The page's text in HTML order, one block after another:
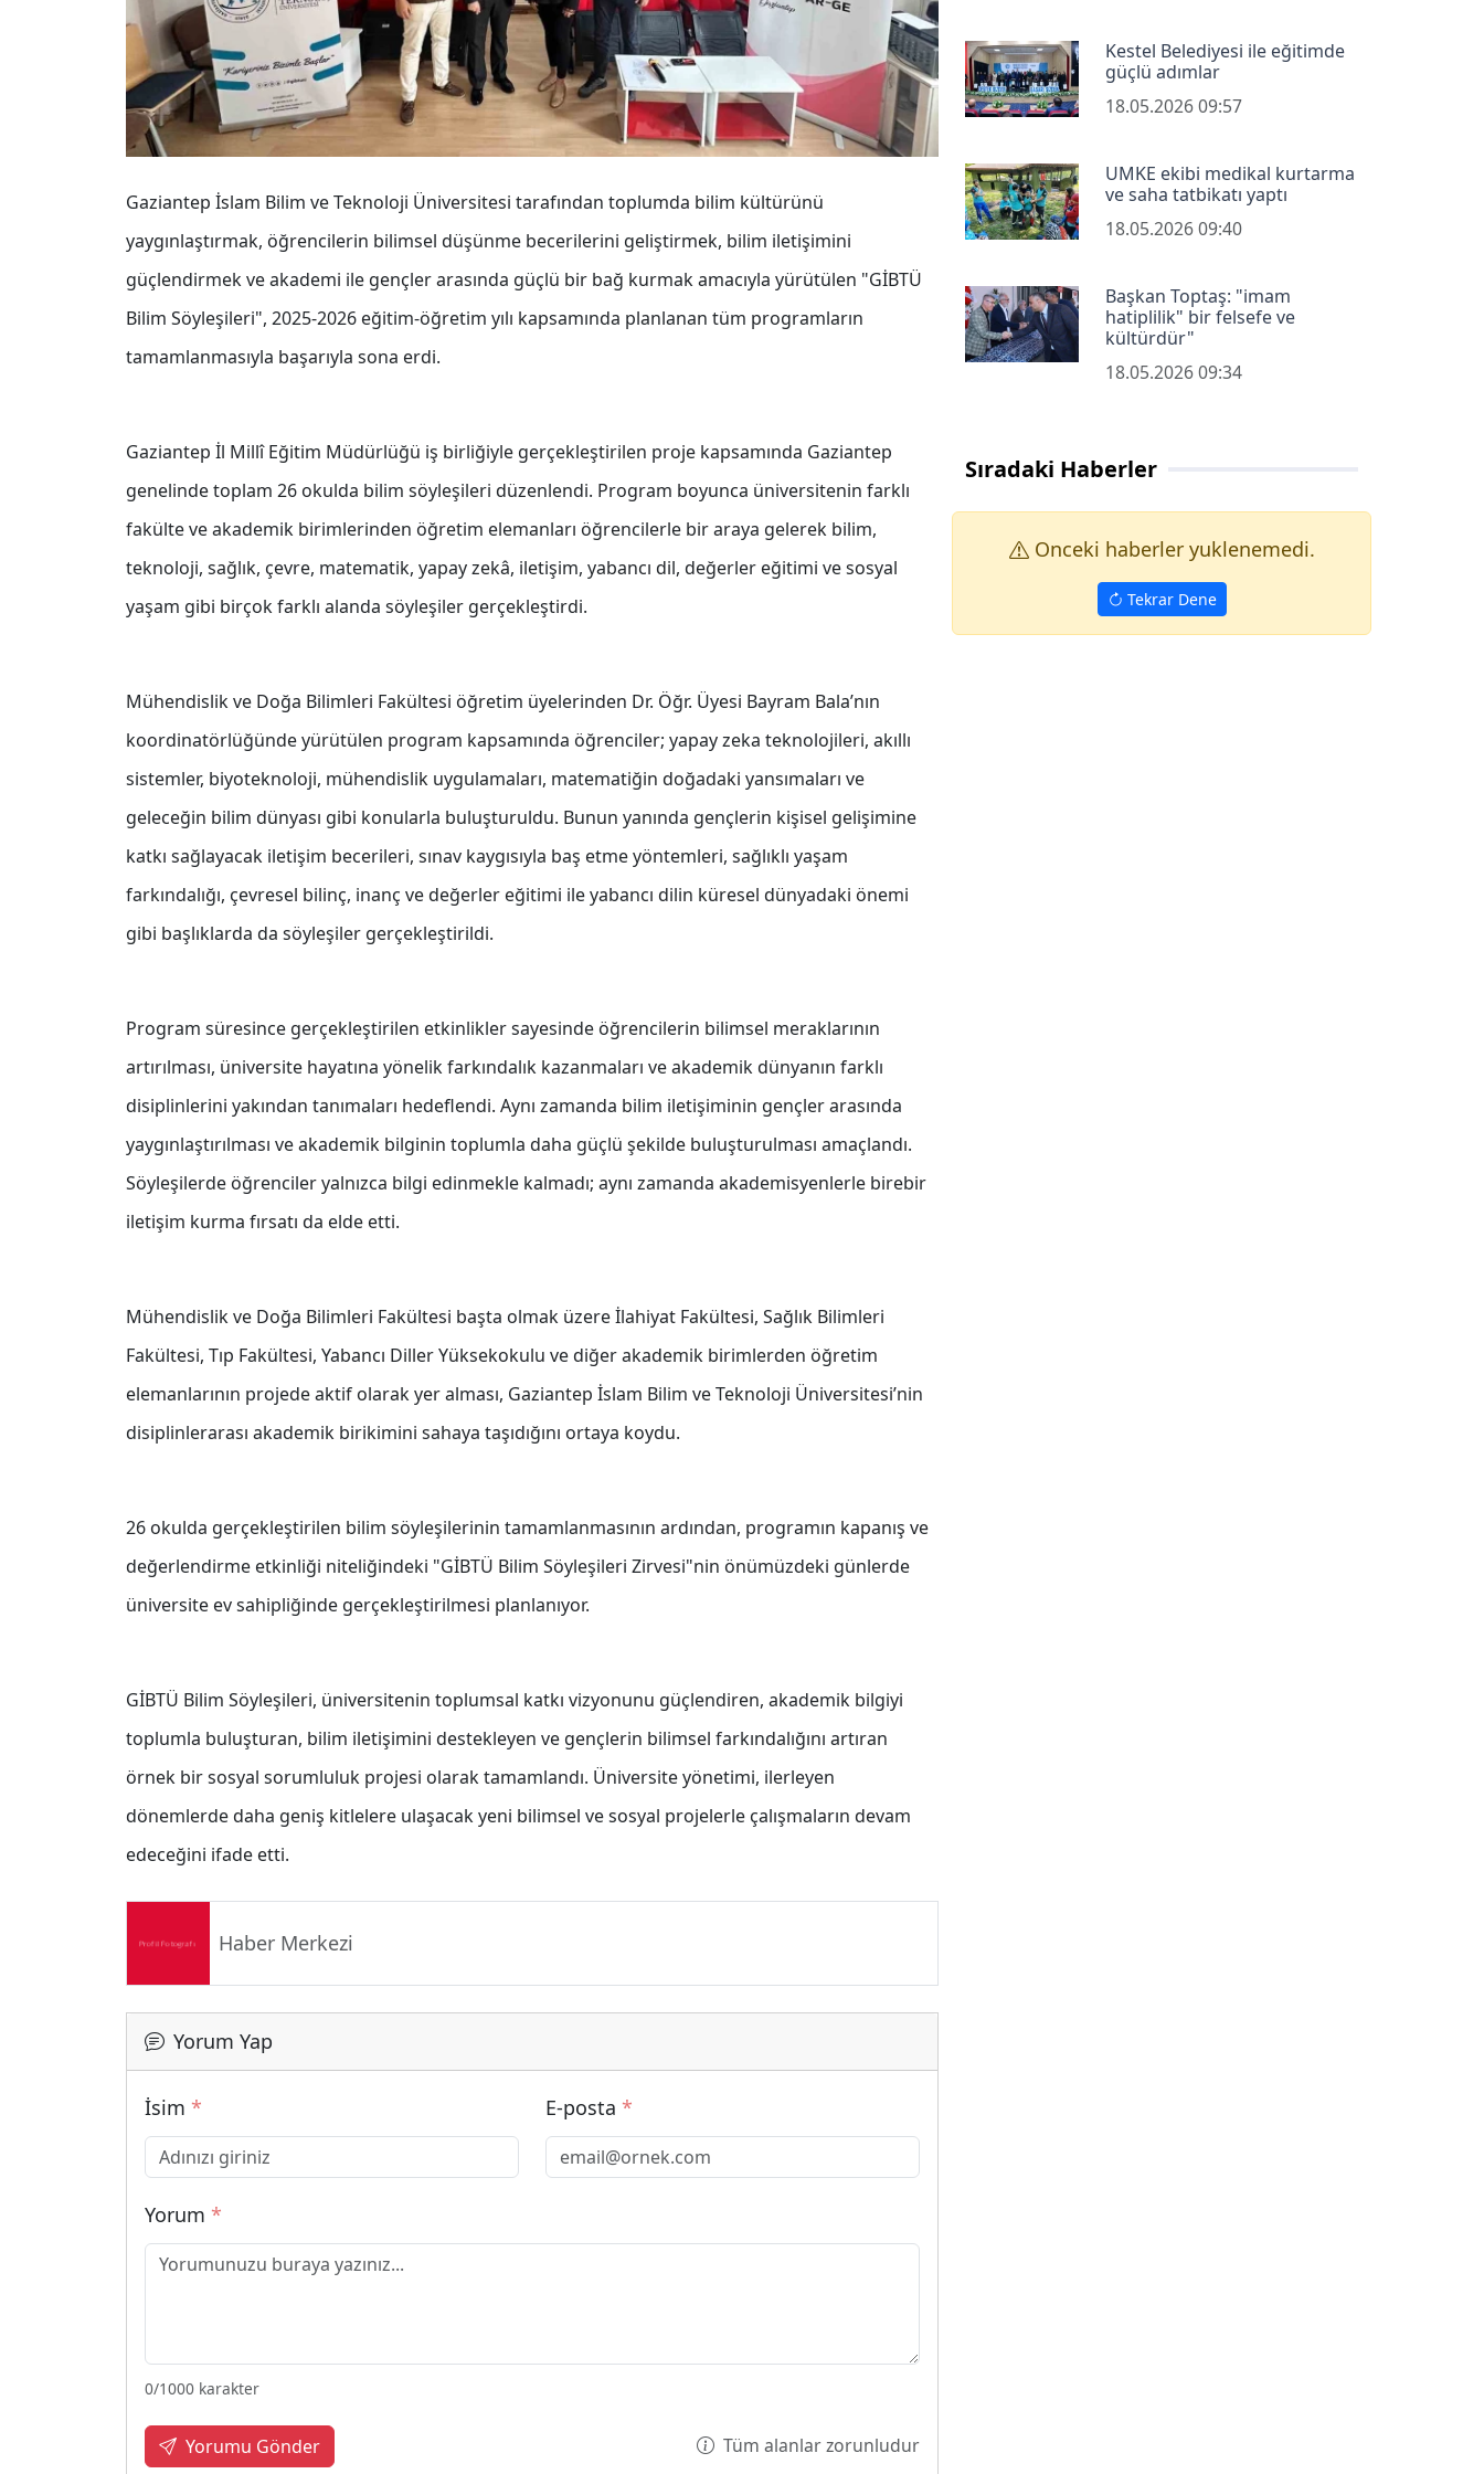
Gaziantep İslam Bilim ve Teknoloji Üniversitesi tarafından toplumda bilim kültürünü
yaygınlaştırmak, öğrencilerin bilimsel düşünme becerilerini geliştirmek, bilim iletişimini
güçlendirmek ve akademi ile gençler arasında güçlü bir bağ kurmak amacıyla yürütülen "GİBTÜ
Bilim Söyleşileri", 2025-2026 eğitim-öğretim yılı kapsamında planlanan tüm programların
tamamlanmasıyla başarıyla sona erdi.
Gaziantep İl Millî Eğitim Müdürlüğü iş birliğiyle gerçekleştirilen proje kapsamında Gaziantep
genelinde toplam 26 okulda bilim söyleşileri düzenlendi. Program boyunca üniversitenin farklı
fakülte ve akademik birimlerinden öğretim elemanları öğrencilerle bir araya gelerek bilim,
teknoloji, sağlık, çevre, matematik, yapay zekâ, iletişim, yabancı dil, değerler eğitimi ve sosyal
yaşam gibi birçok farklı alanda söyleşiler gerçekleştirdi.
Mühendislik ve Doğa Bilimleri Fakültesi öğretim üyelerinden Dr. Öğr. Üyesi Bayram Bala’nın
koordinatörlüğünde yürütülen program kapsamında öğrenciler; yapay zeka teknolojileri, akıllı
sistemler, biyoteknoloji, mühendislik uygulamaları, matematiğin doğadaki yansımaları ve
geleceğin bilim dünyası gibi konularla buluşturuldu. Bunun yanında gençlerin kişisel gelişimine
katkı sağlayacak iletişim becerileri, sınav kaygısıyla baş etme yöntemleri, sağlıklı yaşam
farkındalığı, çevresel bilinç, inanç ve değerler eğitimi ile yabancı dilin küresel dünyadaki önemi
gibi başlıklarda da söyleşiler gerçekleştirildi.
Program süresince gerçekleştirilen etkinlikler sayesinde öğrencilerin bilimsel meraklarının
artırılması, üniversite hayatına yönelik farkındalık kazanmaları ve akademik dünyanın farklı
disiplinlerini yakından tanımaları hedeflendi. Aynı zamanda bilim iletişiminin gençler arasında
yaygınlaştırılması ve akademik bilginin toplumla daha güçlü şekilde buluşturulması amaçlandı.
Söyleşilerde öğrenciler yalnızca bilgi edinmekle kalmadı; aynı zamanda akademisyenlerle birebir
iletişim kurma fırsatı da elde etti.
Mühendislik ve Doğa Bilimleri Fakültesi başta olmak üzere İlahiyat Fakültesi, Sağlık Bilimleri
Fakültesi, Tıp Fakültesi, Yabancı Diller Yüksekokulu ve diğer akademik birimlerden öğretim
elemanlarının projede aktif olarak yer alması, Gaziantep İslam Bilim ve Teknoloji Üniversitesi’nin
disiplinlerarası akademik birikimini sahaya taşıdığını ortaya koydu.
26 okulda gerçekleştirilen bilim söyleşilerinin tamamlanmasının ardından, programın kapanış ve
değerlendirme etkinliği niteliğindeki "GİBTÜ Bilim Söyleşileri Zirvesi"nin önümüzdeki günlerde
üniversite ev sahipliğinde gerçekleştirilmesi planlanıyor.
GİBTÜ Bilim Söyleşileri, üniversitenin toplumsal katkı vizyonunu güçlendiren, akademik bilgiyi
toplumla buluşturan, bilim iletişimini destekleyen ve gençlerin bilimsel farkındalığını artıran
örnek bir sosyal sorumluluk projesi olarak tamamlandı. Üniversite yönetimi, ilerleyen
dönemlerde daha geniş kitlelere ulaşacak yeni bilimsel ve sosyal projelerle çalışmaların devam
edeceğini ifade etti.
Haber Merkezi
Yorum Yap
İsim * E-posta *
Yorum *
0/1000 karakter
Yorumu Gönder Tüm alanlar zorunludur
Kestel Belediyesi ile eğitimde
güçlü adımlar
18.05.2026 09:57
UMKE ekibi medikal kurtarma
ve saha tatbikatı yaptı
18.05.2026 09:40
Başkan Toptaş: "imam
hatiplilik" bir felsefe ve
kültürdür"
18.05.2026 09:34
Sıradaki Haberler
Onceki haberler yuklenemedi.
Tekrar Dene